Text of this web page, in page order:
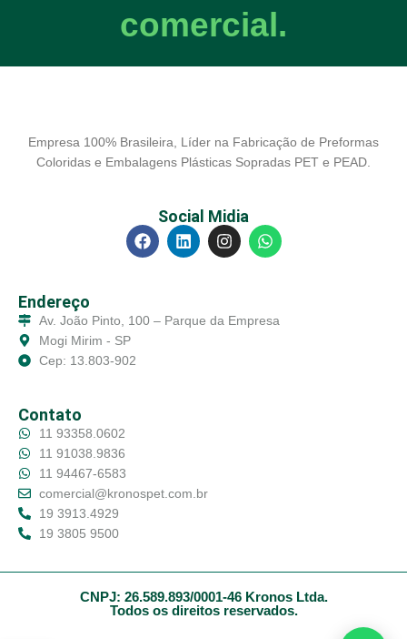
comercial.
Empresa 100% Brasileira, Líder na Fabricação de Preformas
Coloridas e Embalagens Plásticas Sopradas PET e PEAD.
Social Midia
Endereço
Av. João Pinto, 100 – Parque da Empresa
Mogi Mirim - SP
Cep: 13.803-902
Contato
11 93358.0602
11 91038.9836
11 94467-6583
comercial@kronospet.com.br
19 3913.4929
19 3805 9500
CNPJ: 26.589.893/0001-46 Kronos Ltda.
Todos os direitos reservados.